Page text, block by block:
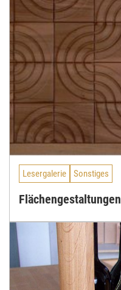
Lesergalerie Sonstiges
Flächengestaltungen